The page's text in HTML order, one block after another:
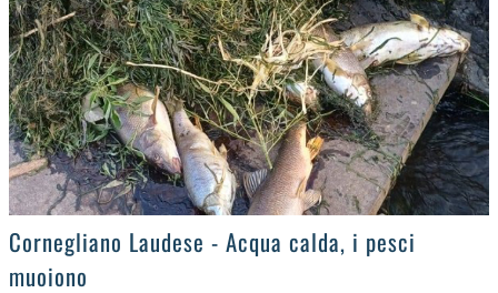
>
Cornegliano Laudese - Acqua calda, i pesci
muoiono